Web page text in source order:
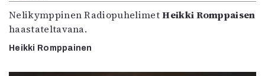
Nelikymppinen RadiopuhelimetHeikki Romppaisen
haastateltavana.
Heikki Romppainen